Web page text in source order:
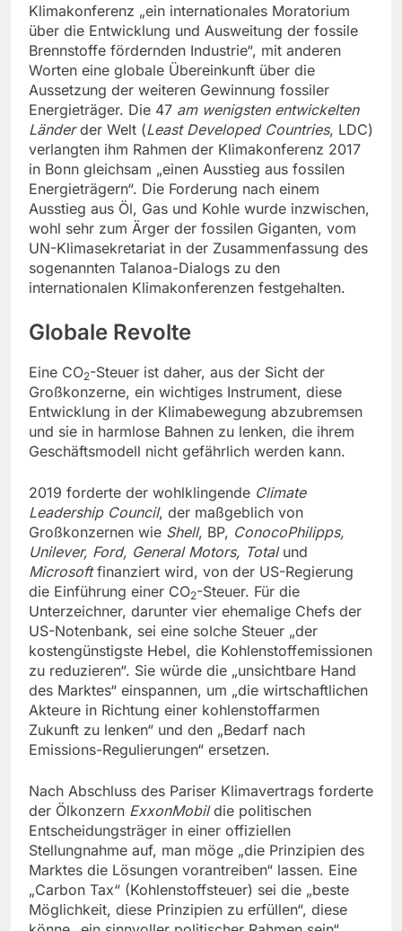
Klimakonferenz „ein internationales Moratorium
über die Entwicklung und Ausweitung der fossile
Brennstoffe fördernden Industrie“, mit anderen
Worten eine globale Übereinkunft über die
Aussetzung der weiteren Gewinnung fossiler
Energieträger. Die 47 am wenigsten entwickelten
Länderder Welt (Least Developed Countries, LDC)
verlangten ihm Rahmen der Klimakonferenz 2017
in Bonn gleichsam „einen Ausstieg aus fossilen
Energieträgern“. Die Forderung nach einem
Ausstieg aus Öl, Gas und Kohle wurde inzwischen,
wohl sehr zum Ärger der fossilen Giganten, vom
UN-Klimasekretariat in der Zusammenfassung des
sogenannten Talanoa-Dialogs zu den
internationalen Klimakonferenzen festgehalten.
Globale Revolte
Eine CO2-Steuer ist daher, aus der Sicht der
Großkonzerne, ein wichtiges Instrument, diese
Entwicklung in der Klimabewegung abzubremsen
und sie in harmlose Bahnen zu lenken, die ihrem
Geschäftsmodell nicht gefährlich werden kann.
2019 forderte der wohlklingende Climate
Leadership Council, der maßgeblich von
Großkonzernen wie Shell, BP, ConocoPhilipps,
Unilever, Ford, General Motors, Total und
Microsoftfinanziert wird, von der US-Regierung
die Einführung einer CO2-Steuer. Für die
Unterzeichner, darunter vier ehemalige Chefs der
US-Notenbank, sei eine solche Steuer „der
kostengünstigste Hebel, die Kohlenstoffemissionen
zu reduzieren“. Sie würde die „unsichtbare Hand
des Marktes“ einspannen, um „die wirtschaftlichen
Akteure in Richtung einer kohlenstoffarmen
Zukunft zu lenken“ und den „Bedarf nach
Emissions-Regulierungen“ ersetzen.
Nach Abschluss des Pariser Klimavertrags forderte
der Ölkonzern ExxonMobildie politischen
Entscheidungsträger in einer offiziellen
Stellungnahme auf, man möge „die Prinzipien des
Marktes die Lösungen vorantreiben“ lassen. Eine
„Carbon Tax“ (Kohlenstoffsteuer) sei die „beste
Möglichkeit, diese Prinzipien zu erfüllen“, diese